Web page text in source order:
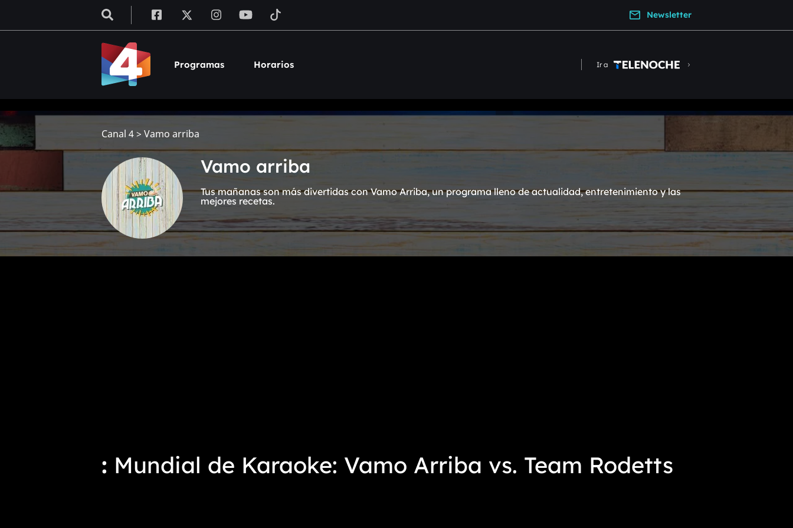
Newsletter
Programas Horarios Ir a
Canal 4> Vamo arriba
Vamo arriba
Tus mañanas son más divertidas con Vamo Arriba, un programa lleno de actualidad, entretenimiento y las
mejores recetas.
Mundial de Karaoke: Vamo Arriba vs. Team Rodetts